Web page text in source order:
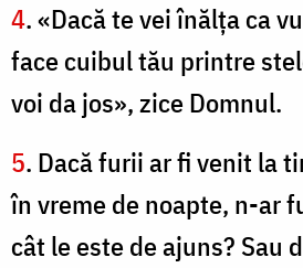
4. «Dacă te vei înălţa ca
face cuibul tău printre
voi da jos», zice Domnul.
5. Dacă furii ar fi venit la
în vreme de noapte, n-ar
cât le este de ajuns? Sau